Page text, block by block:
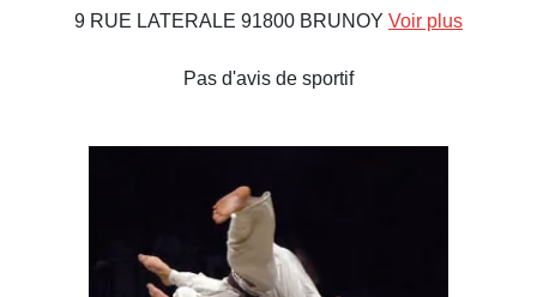
9 RUE LATERALE 91800 BRUNOY Voir plus
Pas d'avis de sportif